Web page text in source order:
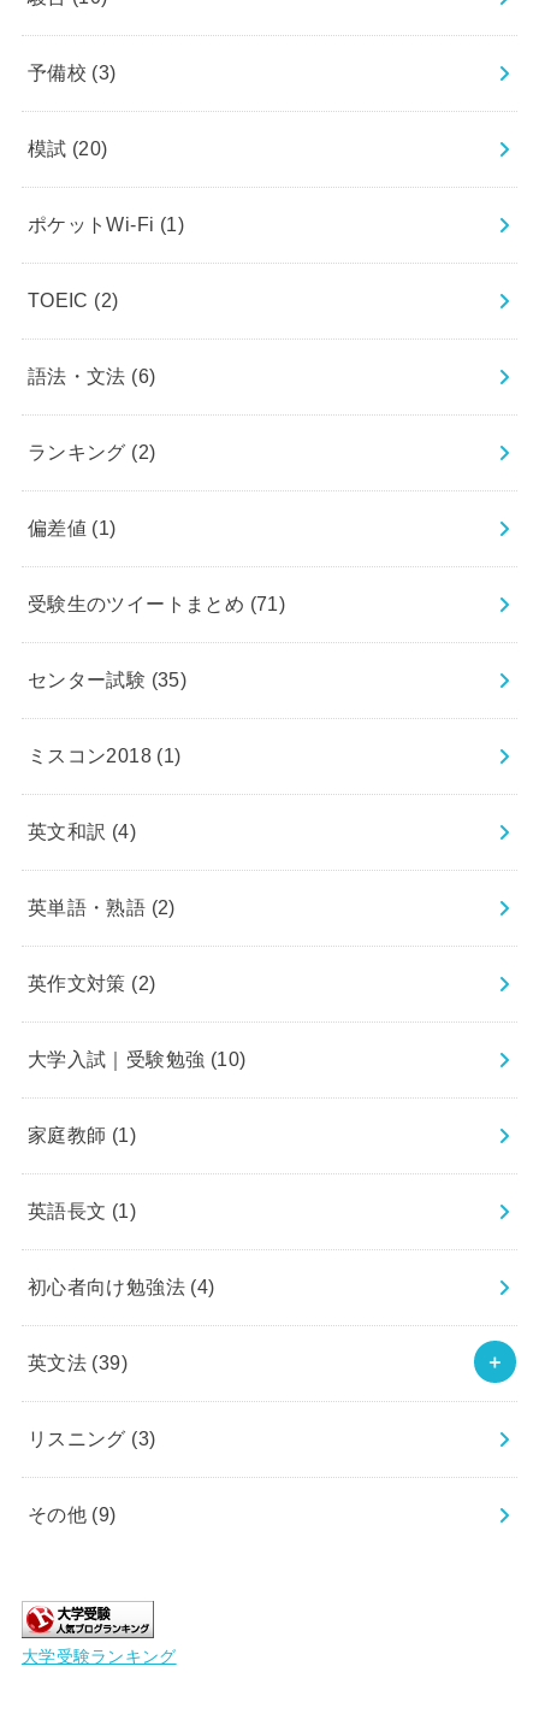
予備校 (3)
模試 (20)
ポケットWi-Fi (1)
TOEIC (2)
語法・文法 (6)
ランキング (2)
偏差値 (1)
受験生のツイートまとめ (71)
センター試験 (35)
ミスコン2018 (1)
英文和訳 (4)
英単語・熟語 (2)
英作文対策 (2)
大学入試｜受験勉強 (10)
家庭教師 (1)
英語長文 (1)
初心者向け勉強法 (4)
英文法 (39)
リスニング (3)
その他 (9)
大学受験ランキング